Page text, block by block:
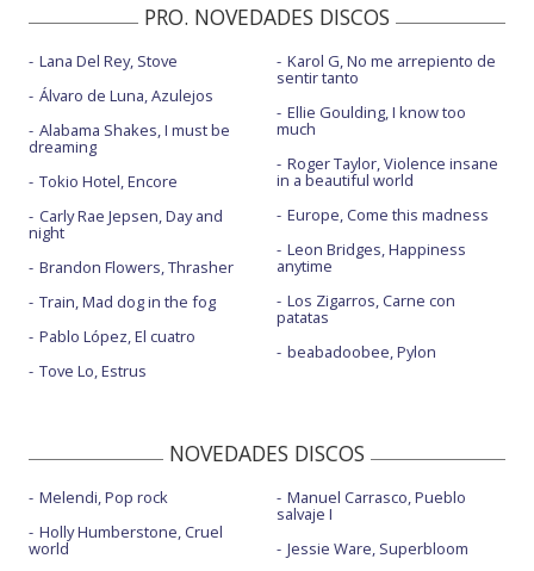
PRO. NOVEDADES DISCOS
Lana Del Rey, Stove
Álvaro de Luna, Azulejos
Alabama Shakes, I must be
dreaming
Tokio Hotel, Encore
Carly Rae Jepsen, Day and
night
Brandon Flowers, Thrasher
Train, Mad dog in the fog
Pablo López, El cuatro
Tove Lo, Estrus
Karol G, No me arrepiento de
sentir tanto
Ellie Goulding, I know too
much
Roger Taylor, Violence insane
in a beautiful world
Europe, Come this madness
Leon Bridges, Happiness
anytime
Los Zigarros, Carne con
patatas
beabadoobee, Pylon
NOVEDADES DISCOS
Melendi, Pop rock
Holly Humberstone, Cruel
world
Manuel Carrasco, Pueblo
salvaje I
Jessie Ware, Superbloom